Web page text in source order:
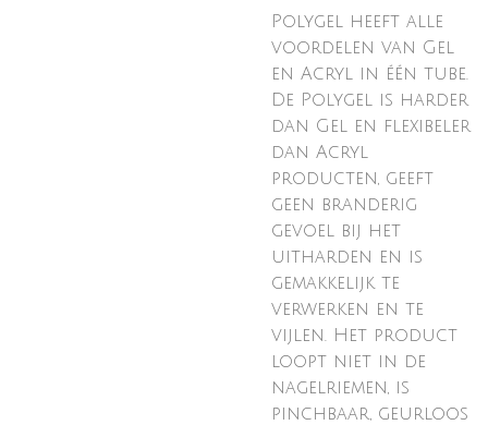
Polygel heeft alle
voordelen van Gel
en Acryl in één tube.
De Polygel is harder
dan Gel en flexibeler
dan Acryl
producten, geeft
geen branderig
gevoel bij het
uitharden en is
gemakkelijk te
verwerken en te
vijlen. Het product
loopt niet in de
nagelriemen, is
pinchbaar, geurloos